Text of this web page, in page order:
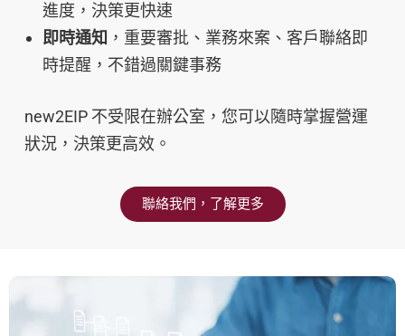
進度，決策更快速
即時通知 ，重要審批、業務來案、客戶聯絡即
時提醒，不錯過關鍵事務
new2EIP 不受限在辦公室，您可以隨時掌握營運
狀況，決策更高效。
聯絡我們，了解更多